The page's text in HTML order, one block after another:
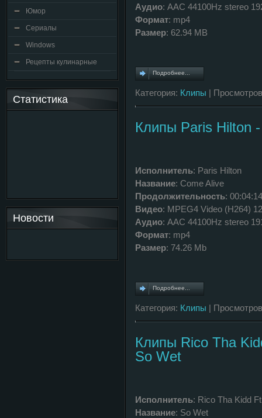
Юмор
Сериалы
Windows
Рецепты кулинарные
Статистика
Новости
Аудио: AAC 44100Hz stereo
Формат: mp4
Размер: 62.94 MB
Подробнее...
Категория: Клипы |
Клипы Paris Hilton
Исполнитель: Paris Hilton
Название: Come Alive
Продолжительность: 00:04:14
Видео: MPEG4 Video (H264)
Аудио: AAC 44100Hz stereo
Формат: mp4
Размер: 74.26 Mb
Подробнее...
Категория: Клипы |
Клипы Rico Tha
So Wet
Исполнитель: Rico Tha Kidd
Название: So Wet